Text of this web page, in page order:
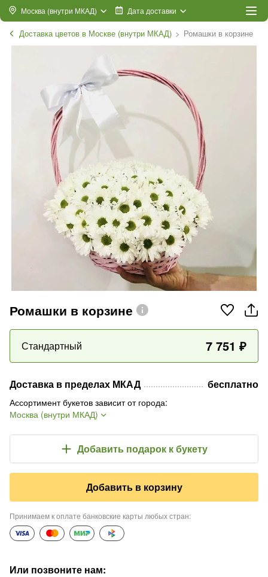
Москва (внутри МКАД) Дата доставки
Доставка цветов в Москве (внутри МКАД) Ромашки в корзине
Ромашки в корзине
Стандартный 7 751 ₽
Доставка в пределах МКАД бесплатно
Ассортимент букетов зависит от города:
Москва (внутри МКАД)
Добавить подарок к букету
Добавить в корзину
Принимаем к оплате банковские карты любых стран:
Или позвоните нам: